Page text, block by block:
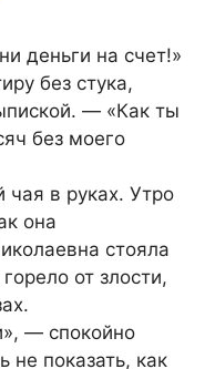
деньги на счет!»
без стука,
— «Как ты
без моего
чая в руках. Утро
она
стояла
от злости,
— спокойно
не показать, как